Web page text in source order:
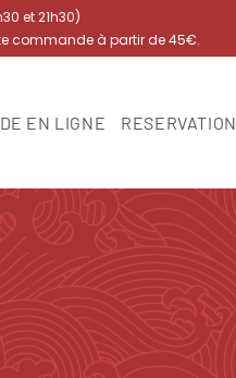
et 21h30)
commande à partir de 45€.
EN LIGNE RESERVATION